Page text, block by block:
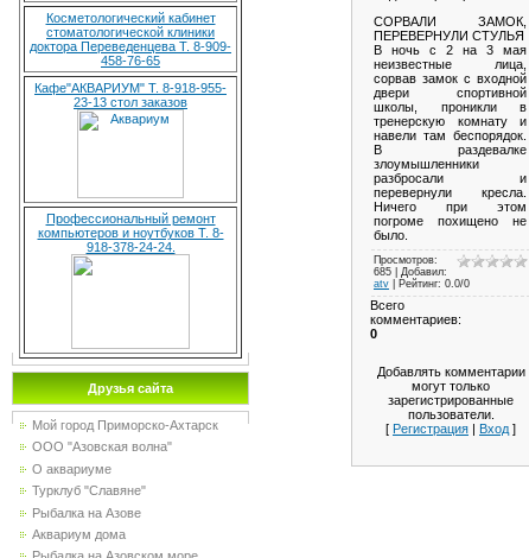
Косметологический кабинет
стоматологической клиники
доктора Переведенцева Т. 8-909-
458-76-65
Кафе"АКВАРИУМ" Т. 8-918-955-
23-13 стол заказов
Профессиональный ремонт
компьютеров и ноутбуков Т. 8-
918-378-24-24.
Друзья сайта
Мой город Приморско-Ахтарск
ООО "Азовская волна"
О аквариуме
Турклуб "Славяне"
Рыбалка на Азове
Аквариум дома
СОРВАЛИ ЗАМОК,
ПЕРЕВЕРНУЛИ СТУЛЬЯ
В ночь с 2 на 3 мая
неизвестные лица,
сорвав замок с входной
двери спортивной
школы, проникли в
тренерскую комнату и
навели там беспорядок.
В раздевалке
злоумышленники
разбросали и
перевернули кресла.
Ничего при этом
погроме похищено не
было.
Просмотров:
685 | Добавил:
atv
Рейтинг: 0.0/0
Всего
комментариев:
0
Добавлять комментарии
могут только
зарегистрированные
пользователи.
[ Регистрация | Вход ]